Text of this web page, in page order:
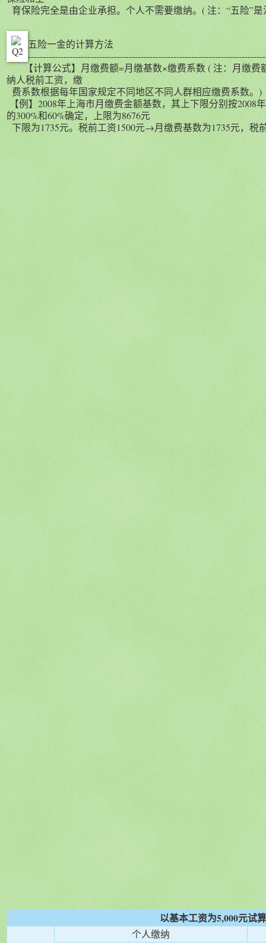
育保险完全是由企业承担。个人不需要缴纳。( 注：“五险”
五险一金的计算方法
【计算公式】月缴费额=月缴基数×缴费系数 ( 注：月缴费
纳人税前工资，缴
费系数根据每年国家规定不同地区不同人群相应缴费系数。)
【例】2008年上海市月缴费金额基数，其上下限分别按2008
的300%和60%确定，上限为8676元
下限为1735元。税前工资1500元→月缴费基数为1735元，税
以基本工资为5,000元试算
个人缴纳